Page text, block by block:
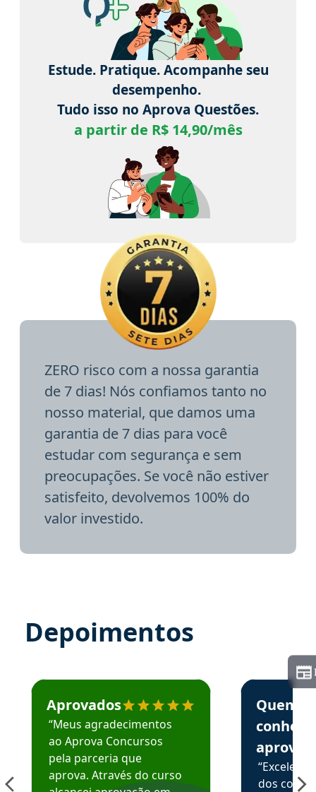
Estude. Pratique. Acompanhe seu
desempenho.
Tudo isso no Aprova Questões.
a partir de R$ 14,90/mês
ZERO risco com a nossa garantia
de 7 dias! Nós confiamos tanto no
nosso material, que damos uma
garantia de 7 dias para você
estudar com segurança e sem
preocupações. Se você não estiver
satisfeito, devolvemos 100% do
valor investido.
Depoimentos
Estudante José recomenda o Aprova Concursos em
Aprovados
“Meus agradecimentos
ao Aprova Concursos
pela parceria que
aprova. Através do curso
Estudante
Quem
aprova
dos